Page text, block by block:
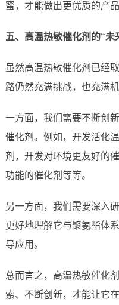
蜜，才能做出更优质的产品
五、高温热敏催化剂的“
虽然高温热敏催化剂已经
路仍然充满挑战，也充满机
一方面，我们需要不断创
催化剂。例如，开发活化
剂，开发对环境更友好的
功能的催化剂等等。
另一方面，我们需要深入
更好地理解它与聚氨酯体
导应用。
总而言之，高温热敏催化
索、不断创新，才能让它